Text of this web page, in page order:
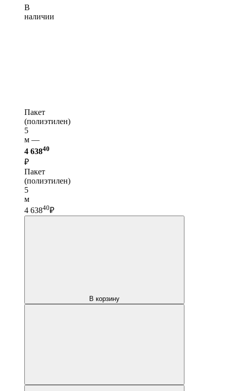
В
наличии
Пакет
(полиэтилен)
5
м —
4 63840
₽
Пакет
(полиэтилен)
5
м
4 63840₽
В корзину